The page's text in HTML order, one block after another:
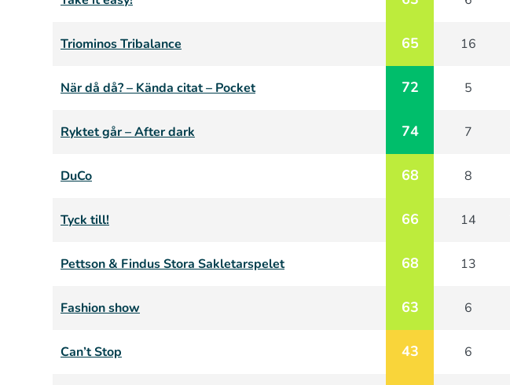
Triominos Tribalance 65 16
När då då? – Kända citat – Pocket 72 5
Ryktet går – After dark 74 7
DuCo 68 8
Tyck till! 66 14
Pettson & Findus Stora Sakletarspelet 68 13
Fashion show 63 6
Can’t Stop 43 6